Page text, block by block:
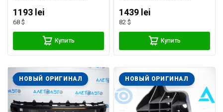
1193 lei
68 $
Купить
1439 lei
82 $
Купить
НОВЫЙ ОРИГИНАЛ НОВЫЙ ОРИГИНАЛ